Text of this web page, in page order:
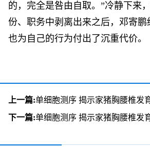
的，完全是咎由自取。”冷静下来
份、职务中剥离出来之后，邓寄鹏
也为自己的行为付出了沉重代价。
上一篇:单细胞测序 揭示家猪胸腰椎发
下一篇:单细胞测序 揭示家猪胸腰椎发